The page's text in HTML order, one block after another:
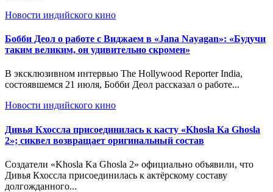
Новости индийского кино
Бобби Деол о работе с Виджаем в «Jana Nayagan»: «Будучи
таким великим, он удивительно скромен»
В эксклюзивном интервью The Hollywood Reporter India,
состоявшемся 21 июля, Бобби Деол рассказал о работе...
Новости индийского кино
Дивья Кхоссла присоединилась к касту «Khosla Ka Ghosla
2»; сиквел возвращает оригинальный состав
Создатели «Khosla Ka Ghosla 2» официально объявили, что
Дивья Кхоссла присоединилась к актёрскому составу
долгожданного...